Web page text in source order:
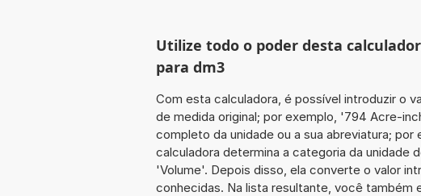
Utilize todo o poder desta
para dm3
Com esta calculadora, é possível introduzir o
de medida original; por exemplo, '794 Acre-
completo da unidade ou a sua abreviatura;
calculadora determina a categoria da unidade
'Volume'. Depois disso, ela converte o valor
conhecidas. Na lista resultante, você também